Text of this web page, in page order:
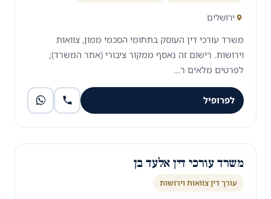
ירושלים
משרד עורכי דין העוסק בתחומי הסכמי ממון, צוואות
וירושות. רישום זה נאסף ממקור ציבורי (אתר המשרד);
לפרטים מלאים ר…
לפרופיל
משרד עורכי דין אלעד בן
עורך דין צוואות וירושות